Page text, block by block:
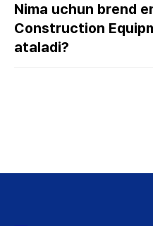
Nima uchun brend
Construction
ataladi?